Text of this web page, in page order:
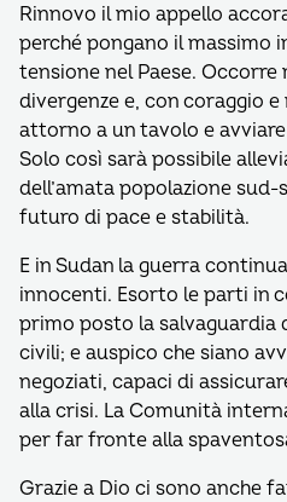
Rinnovo il mio appello
perché pongano il massimo
tensione nel Paese.
divergenze e, con coraggio
attorno a un tavolo e
Solo così sarà possibile
dell’amata popolazione
futuro di pace e stabilità.
E in Sudan la guerra
innocenti. Esorto le parti in
primo posto la salvaguardia
civili; e auspico che siano
negoziati, capaci di
alla crisi. La Comunità
per far fronte alla
Grazie a Dio ci sono anche